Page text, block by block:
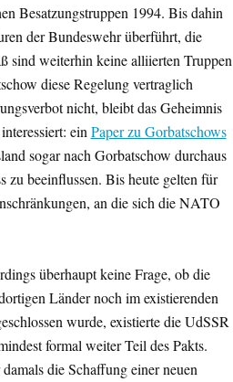
Besatzungstruppen 1994. Bis dahin
der Bundeswehr überführt, die
sind weiterhin keine alliierten Truppen
diese Regelung vertraglich
nicht, bleibt das Geheimnis
einPaper zu Gorbatschows
sogar nach Gorbatschow durchaus
beeinflussen. Bis heute gelten für
an die sich die NATO
überhaupt keine Frage, ob die
Länder noch im existierenden
wurde, existierte die UdSSR
formal weiter Teil des Pakts.
die Schaffung einer neuen